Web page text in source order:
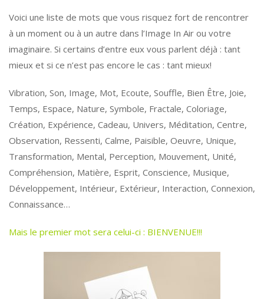
Voici une liste de mots que vous risquez fort de rencontrer
à un moment ou à un autre dans l’Image In Air ou votre
imaginaire. Si certains d’entre eux vous parlent déjà : tant
mieux et si ce n’est pas encore le cas : tant mieux!
Vibration, Son, Image, Mot, Ecoute, Souffle, Bien Être, Joie,
Temps, Espace, Nature, Symbole, Fractale, Coloriage,
Création, Expérience, Cadeau, Univers, Méditation, Centre,
Observation, Ressenti, Calme, Paisible, Oeuvre, Unique,
Transformation, Mental, Perception, Mouvement, Unité,
Compréhension, Matière, Esprit, Conscience, Musique,
Développement, Intérieur, Extérieur, Interaction, Connexion,
Connaissance…
Mais le premier mot sera celui-ci : BIENVENUE!!!